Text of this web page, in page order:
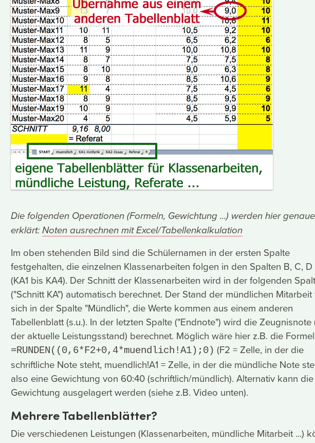
Die folgenden Operationen (Formeln, Gewichtung ...) werden hier
erklärt: Noten ausrechnen mit Excel/Tabellenkalkulation
Im oben stehenden Bild sind die Schülernamen in der ersten Spalte
festgehalten, die einzelnen Klassenarbeiten folgen in den Spalten B, C, D
(KA1 bis KA4). Der Schnitt der Klassenarbeiten wird in der folgenden
("Schnitt KA") automatisch berechnet. Der Stand der mündlichen
sich in der Spalte "Mündlich", die Werte kommen aus einem anderen
Tabellenblatt (s.u.). In der letzten Spalte ("Endnote") wird die Zeugnisnote
der aktuelle Leistungsstand) berechnet. Möglich wäre hier z.B. die Formel
=RUNDEN((0,6*F2+0,4*muendlich!A1);0) (F2 = Zelle, in der die
schriftliche Note steht, muendlich!A1 = Zelle, in der die mündliche Note
also eine Gewichtung von 60:40 (schriftlich/mündlich). Alternativ kann die
Gewichtung ausgelagert werden (siehe z.B. Video unten).
Mehrere Tabellenblätter?
Die verschiedenen Leistungen (Klassenarbeiten, mündliche Mitarbeit ...)